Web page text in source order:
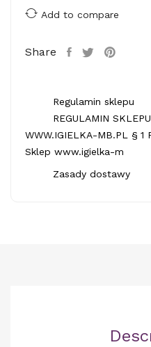
Add to compare
Share
Regulamin sklepu
REGULAMIN
WWW.IGIELKA-MB.PL § 1
Sklep www.igielka-m
Zasady dostawy